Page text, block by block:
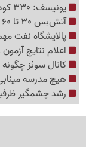
یونیسف: 330 کودک قربانی شیوع ابولا در کنگو شدند
آتش‌بس 30 تا 60 روزه
پالایشگاه نفت
اعلام نتایج
کانال سوئز چگونه
هیچ مدرسه
رشد چشمگیر